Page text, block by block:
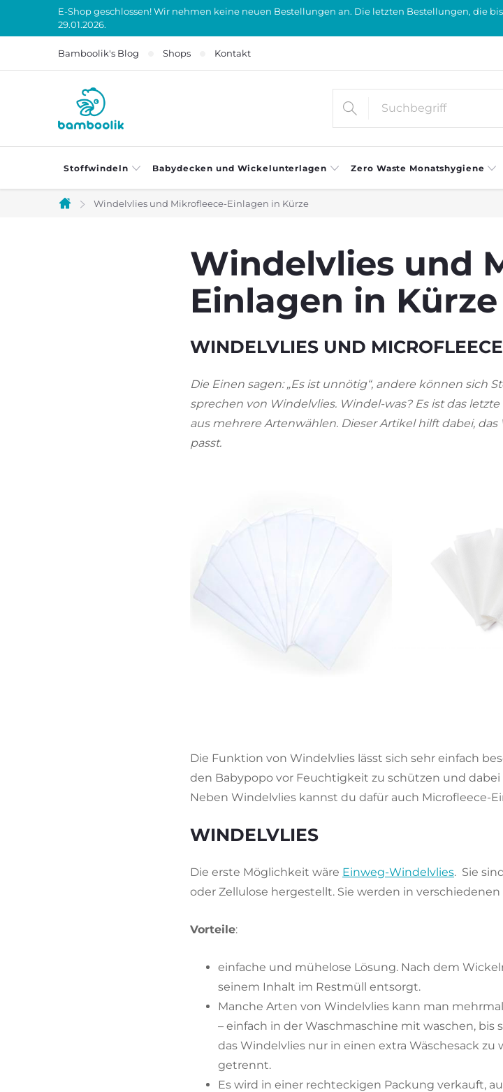
E-Shop geschlossen! Wir nehmen keine neuen Bestellungen an. Die letzten Bestellungen, die
29.01.2026.
Bamboolik's Blog Shops Kontakt
Stoffwindeln Babydecken und Wickelunterlagen Zero Waste Monatshygiene
Startseite
Windelvlies und Mikrofleece-Einlagen in Kürze
Windelvlies und
Einlagen in Kürze
WINDELVLIES UND
Die Einen sagen: „Es ist unnötig“, andere können sich
sprechen von Windelvlies. Windel-was? Es ist das
aus mehrere Artenwählen. Dieser Artikel hilft dabei,
passt.
Die Funktion von Windelvlies lässt sich sehr einfach
den Babypopo vor Feuchtigkeit zu schützen und
Neben Windelvlies kannst du dafür auch Microfleece-
WINDELVLIES
Die erste Möglichkeit wäre Einweg-Windelvlies. Sie
oder Zellulose hergestellt. Sie werden in
Vorteile:
einfache und mühelose Lösung. Nach dem
seinem Inhalt im Restmüll entsorgt.
Manche Arten von Windelvlies kann man
– einfach in der Waschmaschine mit waschen, bis
das Windelvlies nur in einen extra Wäschesack zu
getrennt.
Es wird in einer rechteckigen Packung verkauft,